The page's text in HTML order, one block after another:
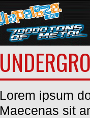
Lorem ipsum
Maecenas sit